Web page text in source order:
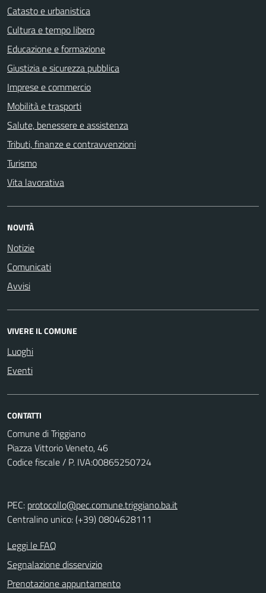
Catasto e urbanistica
Cultura e tempo libero
Educazione e formazione
Giustizia e sicurezza pubblica
Imprese e commercio
Mobilità e trasporti
Salute, benessere e assistenza
Tributi, finanze e contravvenzioni
Turismo
Vita lavorativa
NOVITÀ
Notizie
Comunicati
Avvisi
VIVERE IL COMUNE
Luoghi
Eventi
CONTATTI
Comune di Triggiano
Piazza Vittorio Veneto, 46
Codice fiscale / P. IVA:00865250724
PEC: protocollo@pec.comune.triggiano.ba.it
Centralino unico: (+39) 0804628111
Leggi le FAQ
Segnalazione disservizio
Prenotazione appuntamento